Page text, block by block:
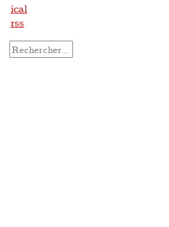
ical
rss
Rechercher :